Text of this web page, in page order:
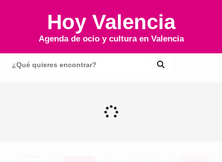
Hoy Valencia
Agenda de ocio y cultura en Valencia